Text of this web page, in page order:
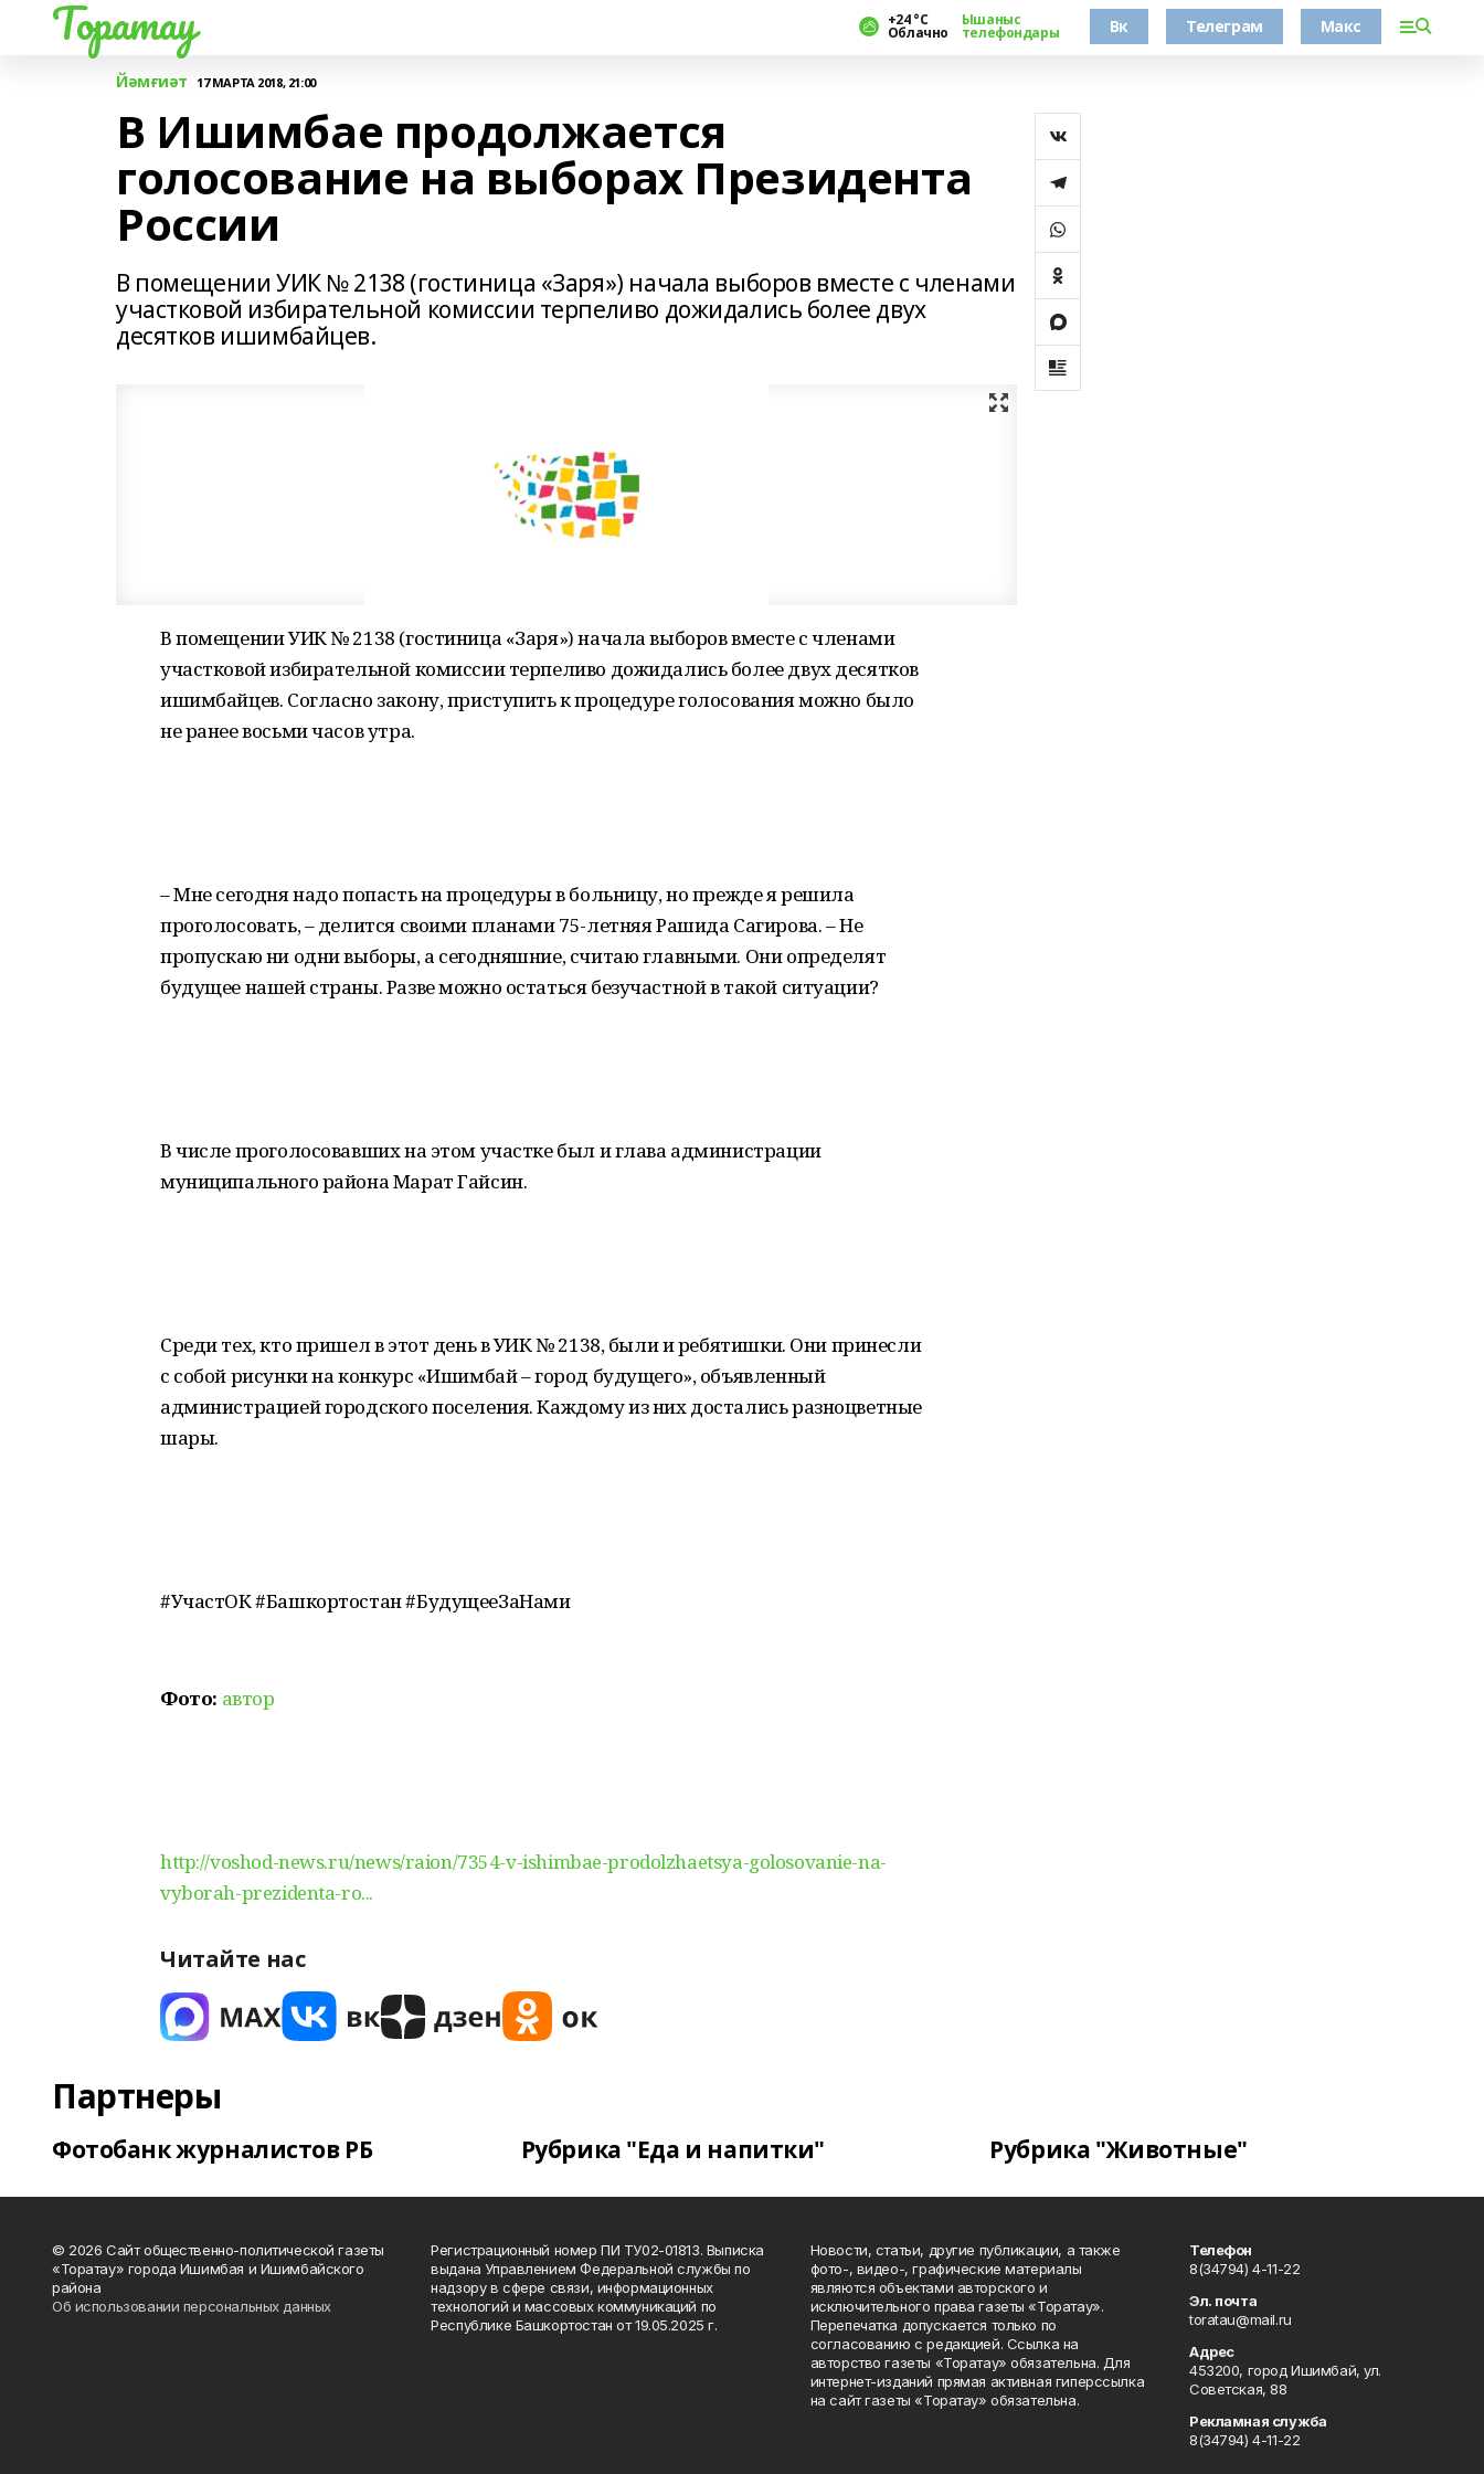
Торатау +24 °С
Облачно
Ышаныс
телефондары Вк Телеграм Макс
Йәмғиәт 17 МАРТА 2018, 21:00
В Ишимбае продолжается
голосование на выборах Президента
России
В помещении УИК № 2138 (гостиница «Заря») начала выборов вместе с членами
участковой избирательной комиссии терпеливо дожидались более двух
десятков ишимбайцев.
В помещении УИК № 2138 (гостиница «Заря») начала выборов вместе с членами
участковой избирательной комиссии терпеливо дожидались более двух десятков
ишимбайцев. Согласно закону, приступить к процедуре голосования можно было
не ранее восьми часов утра.
– Мне сегодня надо попасть на процедуры в больницу, но прежде я решила
проголосовать, – делится своими планами 75-летняя Рашида Сагирова. – Не
пропускаю ни одни выборы, а сегодняшние, считаю главными. Они определят
будущее нашей страны. Разве можно остаться безучастной в такой ситуации?
В числе проголосовавших на этом участке был и глава администрации
муниципального района Марат Гайсин.
Среди тех, кто пришел в этот день в УИК № 2138, были и ребятишки. Они принесли
с собой рисунки на конкурс «Ишимбай – город будущего», объявленный
администрацией городского поселения. Каждому из них достались разноцветные
шары.
#УчастОК #Башкортостан #БудущееЗаНами
Фото: автор
http://voshod-news.ru/news/raion/7354-v-ishimbae-prodolzhaetsya-golosovanie-na-
vyborah-prezidenta-ro...
Читайте нас
Партнеры
Фотобанк журналистов РБ Рубрика "Еда и напитки" Рубрика "Животные"
© 2026 Сайт общественно-политической газеты
«Торатау» города Ишимбая и Ишимбайского
района
Об использовании персональных данных
Регистрационный номер ПИ ТУ02-01813. Выписка
выдана Управлением Федеральной службы по
надзору в сфере связи, информационных
технологий и массовых коммуникаций по
Республике Башкортостан от 19.05.2025 г.
Новости, статьи, другие публикации, а также
фото-, видео-, графические материалы
являются объектами авторского и
исключительного права газеты «Торатау».
Перепечатка допускается только по
согласованию с редакцией. Ссылка на
авторство газеты «Торатау» обязательна. Для
интернет-изданий прямая активная гиперссылка
на сайт газеты «Торатау» обязательна.
Телефон
8(34794) 4-11-22
Эл. почта
toratau@mail.ru
Адрес
453200, город Ишимбай, ул.
Советская, 88
Рекламная служба
8(34794) 4-11-22